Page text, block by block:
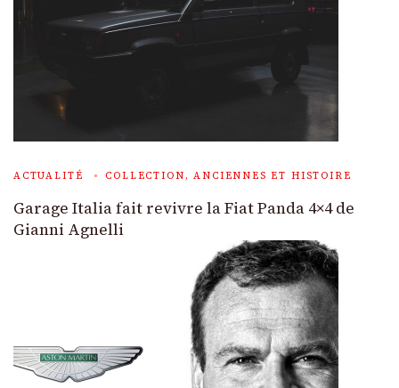
ACTUALITÉ COLLECTION, ANCIENNES ET HISTOIRE
Garage Italia fait revivre la Fiat Panda 4×4 de
Gianni Agnelli